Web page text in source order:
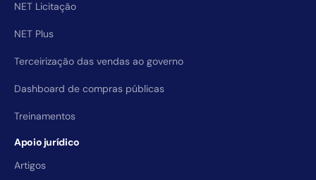
NET Licitação
NET Plus
Terceirização das vendas ao governo
Dashboard de compras públicas
Treinamentos
Apoio jurídico
Artigos